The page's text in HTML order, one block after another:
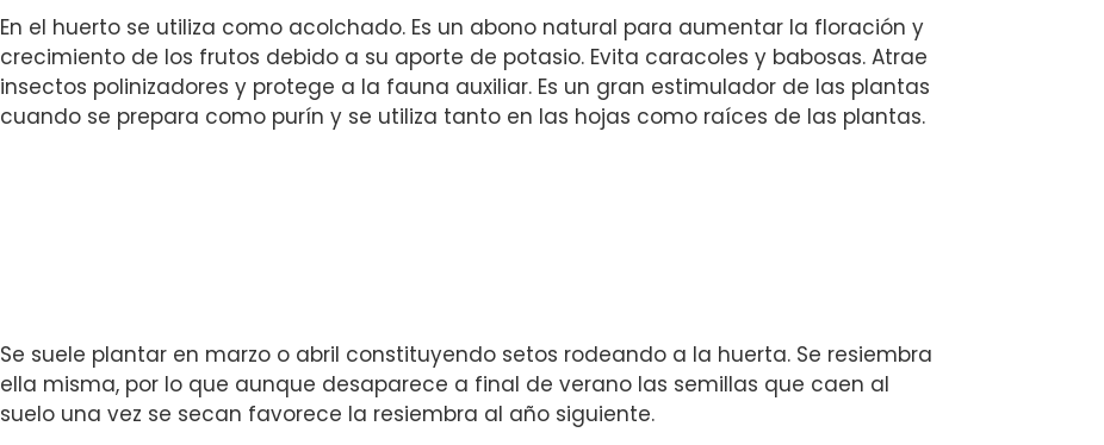
En el huerto se utiliza como acolchado. Es un abono natural para aumentar la floración y
crecimiento de los frutos debido a su aporte de potasio. Evita caracoles y babosas. Atrae
insectos polinizadores y protege a la fauna auxiliar. Es un gran estimulador de las plantas
cuando se prepara como purín y se utiliza tanto en las hojas como raíces de las plantas.
Se suele plantar en marzo o abril constituyendo setos rodeando a la huerta. Se resiembra
ella misma, por lo que aunque desaparece a final de verano las semillas que caen al
suelo una vez se secan favorece la resiembra al año siguiente.